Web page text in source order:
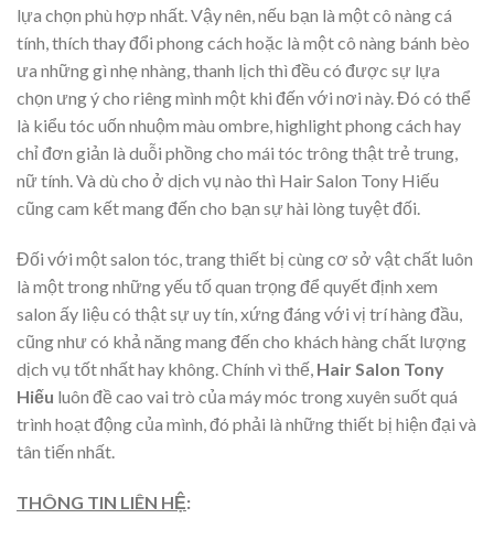
lựa chọn phù hợp nhất. Vậy nên, nếu bạn là một cô nàng cá
tính, thích thay đổi phong cách hoặc là một cô nàng bánh bèo
ưa những gì nhẹ nhàng, thanh lịch thì đều có được sự lựa
chọn ưng ý cho riêng mình một khi đến với nơi này. Đó có thể
là kiểu tóc uốn nhuộm màu ombre, highlight phong cách hay
chỉ đơn giản là duỗi phồng cho mái tóc trông thật trẻ trung,
nữ tính. Và dù cho ở dịch vụ nào thì Hair Salon Tony Hiếu
cũng cam kết mang đến cho bạn sự hài lòng tuyệt đối.
Đối với một salon tóc, trang thiết bị cùng cơ sở vật chất luôn
là một trong những yếu tố quan trọng để quyết định xem
salon ấy liệu có thật sự uy tín, xứng đáng với vị trí hàng đầu,
cũng như có khả năng mang đến cho khách hàng chất lượng
dịch vụ tốt nhất hay không. Chính vì thế, Hair Salon Tony
Hiếu luôn đề cao vai trò của máy móc trong xuyên suốt quá
trình hoạt động của mình, đó phải là những thiết bị hiện đại và
tân tiến nhất.
THÔNG TIN LIÊN HỆ: